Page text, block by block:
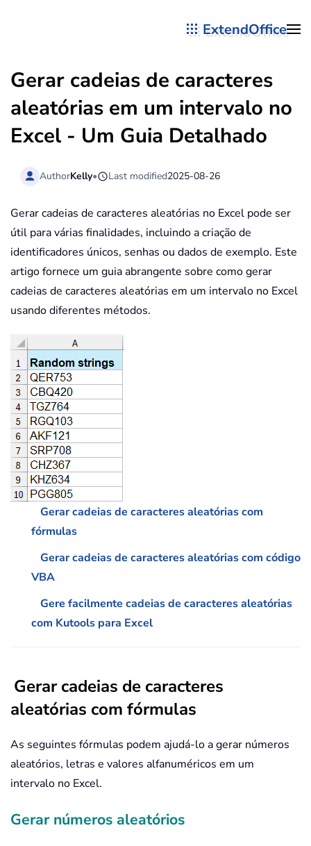
ExtendOffice
Gerar cadeias de caracteres
aleatórias em um intervalo no
Excel - Um Guia Detalhado
AuthorKelly• Last modified2025-08-26
Gerar cadeias de caracteres aleatórias no Excel pode ser
útil para várias finalidades, incluindo a criação de
identificadores únicos, senhas ou dados de exemplo. Este
artigo fornece um guia abrangente sobre como gerar
cadeias de caracteres aleatórias em um intervalo no Excel
usando diferentes métodos.
Gerar cadeias de caracteres aleatórias com
fórmulas
Gerar cadeias de caracteres aleatórias com código
VBA
Gere facilmente cadeias de caracteres aleatórias
com Kutools para Excel
Gerar cadeias de caracteres
aleatórias com fórmulas
As seguintes fórmulas podem ajudá-lo a gerar números
aleatórios, letras e valores alfanuméricos em um
intervalo no Excel.
Gerar números aleatórios